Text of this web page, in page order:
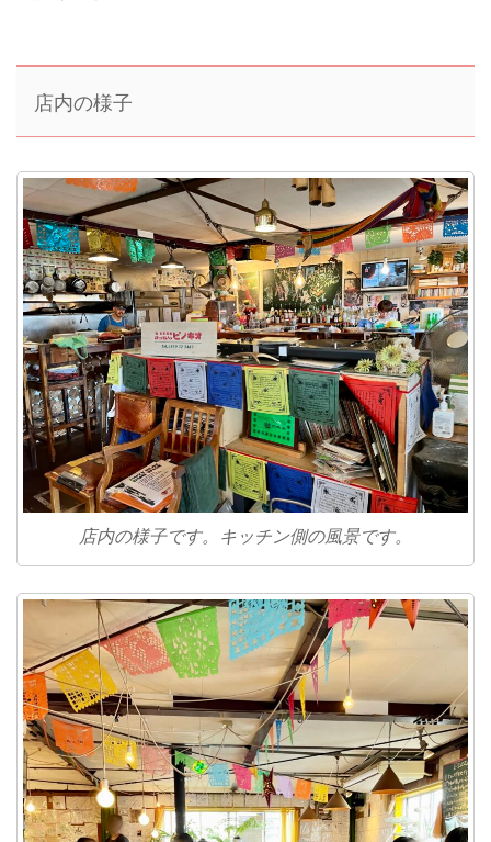
店内の様子
店内の様子です。キッチン側の風景です。